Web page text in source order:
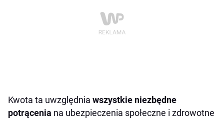
Kwota ta uwzględnia wszystkie niezbędne
potrącenia na ubezpieczenia społeczne i zdrowotne